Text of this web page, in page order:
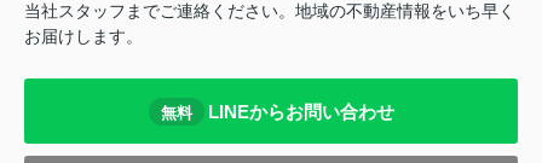
当社スタッフまでご連絡ください。地域の不動産情報をいち早く
お届けします。
無料 LINEからお問い合わせ